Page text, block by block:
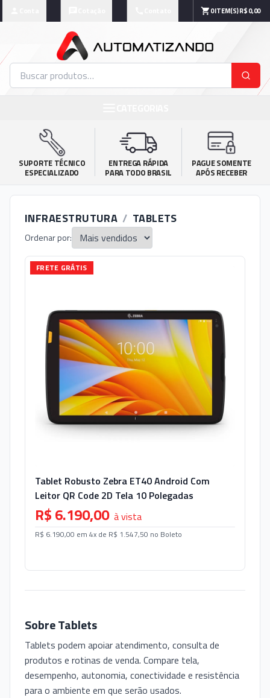
0ITEM(S)R$ 0,00
SUPORTE TÉCNICO
ESPECIALIZADO
ENTREGA RÁPIDA
PARA TODO BRASIL
PAGUE SOMENTE
APÓS RECEBER
INFRAESTRUTURA / TABLETS
Ordenar por:
FRETE GRÁTIS
Tablet Robusto Zebra ET40 Android Com
Leitor QR Code 2D Tela 10 Polegadas
R$ 6.190,00 à vista
R$ 6.190,00 em 4x de R$ 1.547,50 no Boleto
SobreTablets
Tablets podem apoiar atendimento, consulta de
produtos e rotinas de venda. Compare tela,
desempenho, autonomia, conectividade e resistência
para o ambiente em que serão usados.